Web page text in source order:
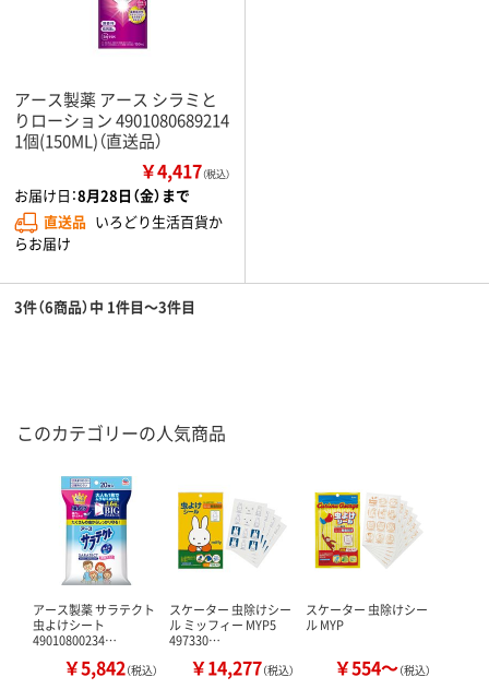
アース製薬 アース シラミと
りローション 4901080689214
1個(150ML)（直送品）
￥4,417（税込）
お届け日：8月28日（金）まで
直送品 いろどり生活百貨か
らお届け
3件（6商品）中 1件目～3件目
このカテゴリーの人気商品
アース製薬 サラテクト
虫よけシート
49010800234…
￥5,842（税込）
スケーター 虫除けシー
ル ミッフィー MYP5
497330…
￥14,277（税込）
スケーター 虫除けシー
ル MYP
￥554～（税込）